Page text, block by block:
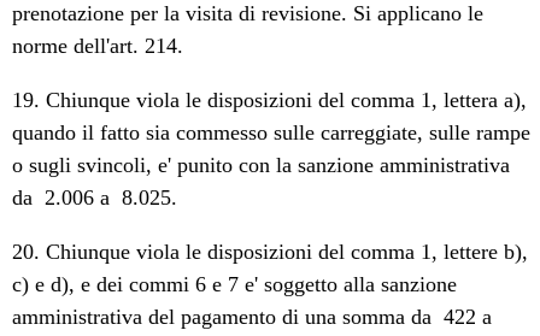
prenotazione per la visita di revisione. Si applicano le
norme dell'art. 214.
19. Chiunque viola le disposizioni del comma 1, lettera a),
quando il fatto sia commesso sulle carreggiate, sulle rampe
o sugli svincoli, e' punito con la sanzione amministrativa
da  2.006 a  8.025.
20. Chiunque viola le disposizioni del comma 1, lettere b),
c) e d), e dei commi 6 e 7 e' soggetto alla sanzione
amministrativa del pagamento di una somma da  422 a 